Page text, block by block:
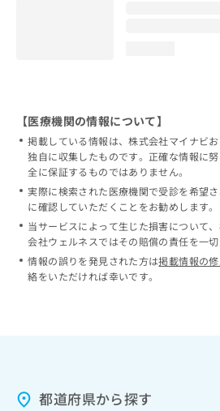
【医療機関の情報について】
掲載している情報は、株式会社マイナビ
独自に収集したものです。正確な情報に
全に保証するものではありません。
実際に検索された医療機関で受診を希望
に確認していただくことをお勧めします。
当サービスによって生じた損害について
会社ウェルネスではその賠償の責任を一切
情報の誤りを発見された方は掲載情報の
絡をいただければ幸いです。
都道府県から探す